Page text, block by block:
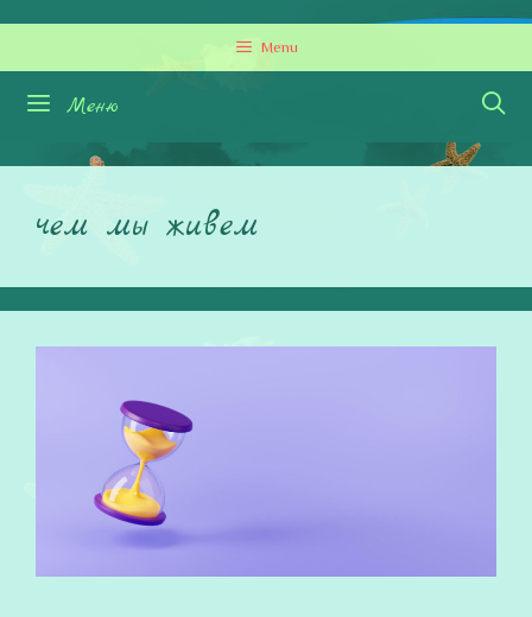
Перейти
содержимому
Menu
Меню
чем мы живем